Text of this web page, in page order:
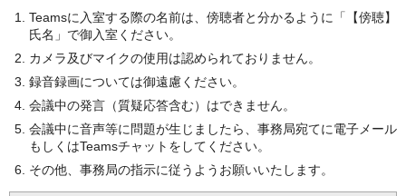
Teamsに入室する際の名前は、傍聴者と分かるように「【傍聴】
氏名」で御入室ください。
カメラ及びマイクの使用は認められておりません。
録音録画については御遠慮ください。
会議中の発言（質疑応答含む）はできません。
会議中に音声等に問題が生じましたら、事務局宛てに電子メール
もしくはTeamsチャットをしてください。
その他、事務局の指示に従うようお願いいたします。